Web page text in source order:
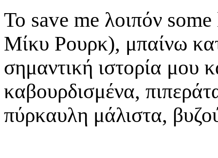
Το save me λοιπόν
Μίκυ Ρουρκ), μπαίνω
σημαντική ιστορία μου
καβουρδισμένα,
πύρκαυλη μάλιστα,